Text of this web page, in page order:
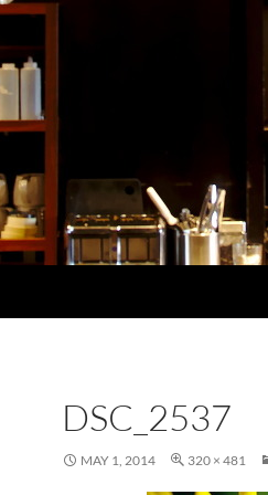
DSC_2537
MAY 1, 2014 320 × 481